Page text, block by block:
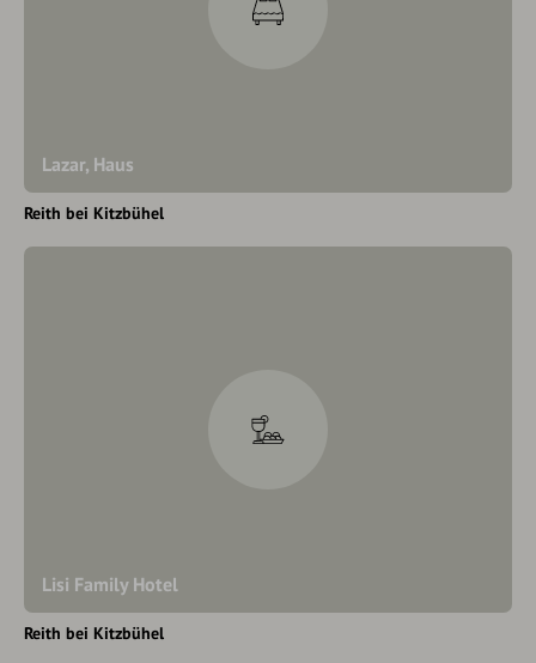
Lazar, Haus
Reith bei Kitzbühel
Lisi Family Hotel
Reith bei Kitzbühel